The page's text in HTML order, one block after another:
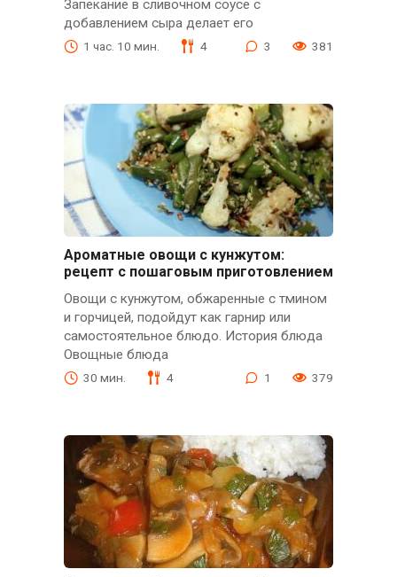
Запекание в сливочном соусе с
добавлением сыра делает его
1 час. 10 мин. 4 3 381
Ароматные овощи с кунжутом:
рецепт с пошаговым приготовлением
Овощи с кунжутом, обжаренные с тмином
и горчицей, подойдут как гарнир или
самостоятельное блюдо. История блюда
Овощные блюда
30 мин. 4 1 379